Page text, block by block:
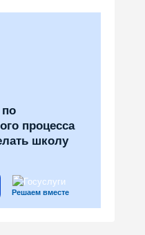
по
процесса
школу
Решаем вместе